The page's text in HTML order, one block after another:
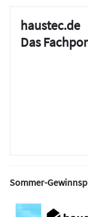
haustec.de
Das
Sommer-